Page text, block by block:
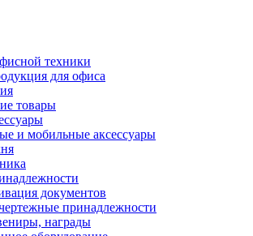
техники
для офиса
товары
и мобильные аксессуары
документов
принадлежности
награды